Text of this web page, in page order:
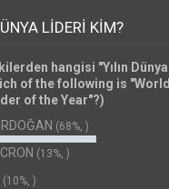
LIDERI KIM?
hangisi "Yılın Dünya
of the following is "World
of the Year"?)
(68%, )
(13%, )
(10%, )